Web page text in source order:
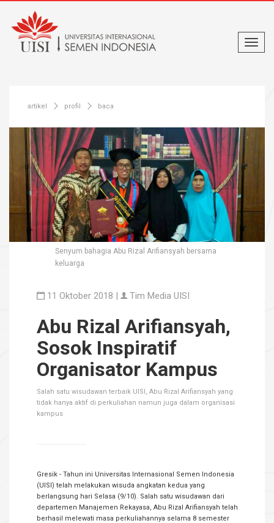
artikel profil baca
Senyum bahagia Abu Rizal Arifiansyah bersama
keluarga
11 Oktober 2018 | Tim Media UISI
Abu Rizal Arifiansyah,
Sosok Inspiratif
Organisator Kampus
Salah satu wisudawan terbaik UISI, Abu Rizal Arifiansyah yang
tidak hanya aktif di perkuliahan namun juga dalam organisasi
kampus
Gresik - Tahun ini Universitas Internasional Semen Indonesia
(UISI) telah melakukan wisuda angkatan kedua yang
berlangsung hari Selasa (9/10). Salah satu wisudawan dari
departemen Manajemen Rekayasa, Abu Rizal Arifiansyah telah
berhasil melewati masa perkuliahannya selama 8 semester